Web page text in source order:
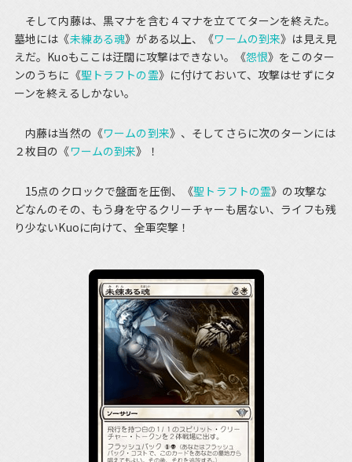
そして内藤は、黒マナを含む４マナを立ててターンを終えた。
墓地には《未練ある魂》がある以上、《ワームの到来》は見え見
えだ。Kuoもここは迂闊に攻撃はできない。《怨恨》をこのター
ンのうちに《聖トラフトの霊》に付けておいて、攻撃はせずにタ
ーンを終えるしかない。
内藤は当然の《ワームの到来》、そしてさらに次のターンには
２枚目の《ワームの到来》！
15点のクロックで盤面を圧倒、《聖トラフトの霊》の攻撃な
どなんのその、もう身を守るクリーチャーも居ない、ライフも残
り少ないKuoに向けて、全軍突撃！